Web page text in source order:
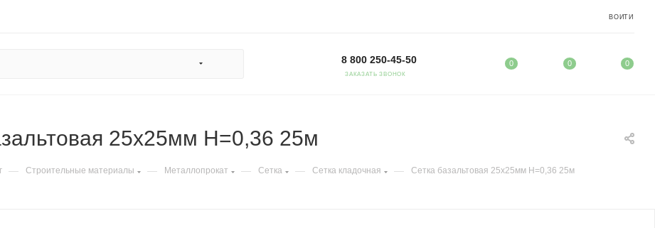
ВОЙТИ
8 800 250-45-50
ЗАКАЗАТЬ ЗВОНОК
0 0 0
25х25мм H=0,36 25м
— Строительные материалы — Металлопрокат — Сетка — Сетка кладочная — Сетка базальтовая 25х25мм H=0,36 25м